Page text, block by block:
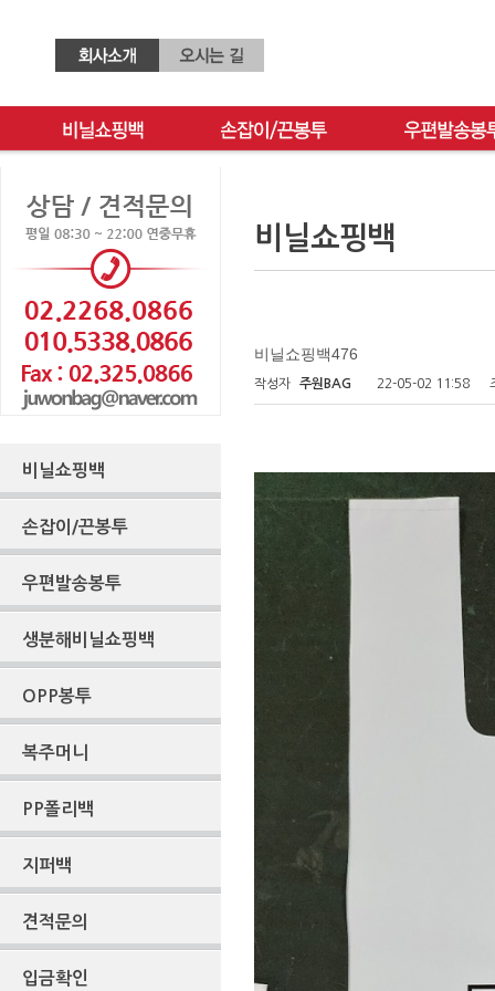
비닐쇼핑백
손잡이/끈봉투
우편발송봉투
생분해비닐쇼핑백
OPP봉투
복주머니
PP폴리백
지퍼백
견적문의
입금확인
비닐쇼핑백
비닐쇼핑백476
작성자 주원BAG 22-05-02 11:58